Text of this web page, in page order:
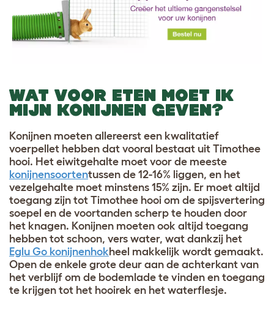
WAT VOOR ETEN MOET IK
MIJN KONIJNEN GEVEN?
Konijnen moeten allereerst een kwalitatief
voerpellet hebben dat vooral bestaat uit Timothee
hooi. Het eiwitgehalte moet voor de meeste
konijnensoortentussen de 12-16% liggen, en het
vezelgehalte moet minstens 15% zijn. Er moet altijd
toegang zijn tot Timothee hooi om de spijsvertering
soepel en de voortanden scherp te houden door
het knagen. Konijnen moeten ook altijd toegang
hebben tot schoon, vers water, wat dankzij het
Eglu Go konijnenhokheel makkelijk wordt gemaakt.
Open de enkele grote deur aan de achterkant van
het verblijf om de bodemlade te vinden en toegang
te krijgen tot het hooirek en het waterflesje.